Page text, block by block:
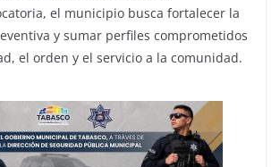
el municipio busca fortalecer la
y sumar perfiles comprometidos
el orden y el servicio a la comunidad.